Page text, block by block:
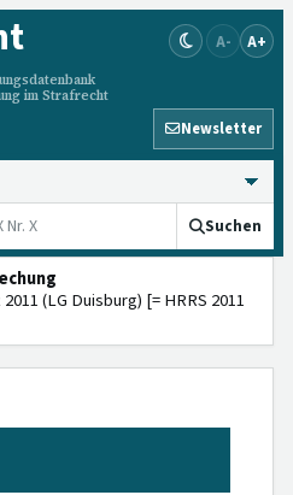
im Strafrecht
A- A+
Newsletter
Suchen
(LG Duisburg) [= HRRS 2011